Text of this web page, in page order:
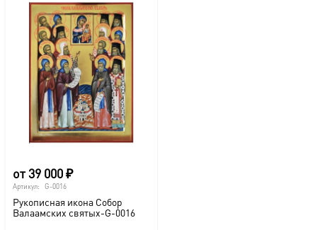
от39 000₽
Артикул: G-0016
Рукописная икона Собор
Валаамских святых-G-0016